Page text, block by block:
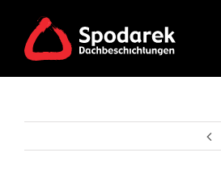
content